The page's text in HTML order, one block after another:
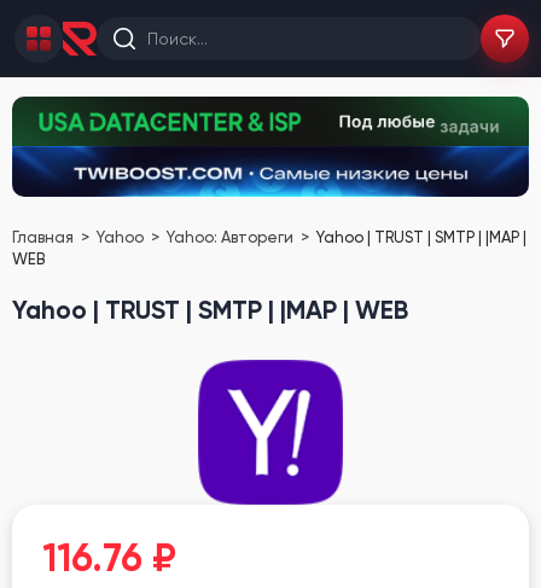
Главная Yahoo Yahoo: Автореги
Yahoo | TRUST | SMTP | |MAP |
WEB
Yahoo | TRUST | SMTP | |MAP | WEB
116.76 ₽